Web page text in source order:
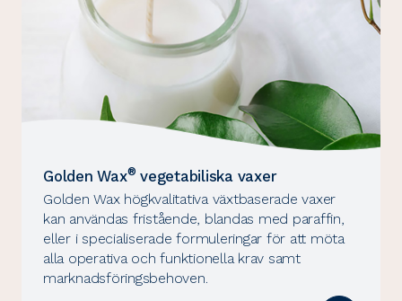
Golden Wax® vegetabiliska vaxer
Golden Wax högkvalitativa växtbaserade vaxer
kan användas fristående, blandas med paraffin,
eller i specialiserade formuleringar för att möta
alla operativa och funktionella krav samt
marknadsföringsbehoven.